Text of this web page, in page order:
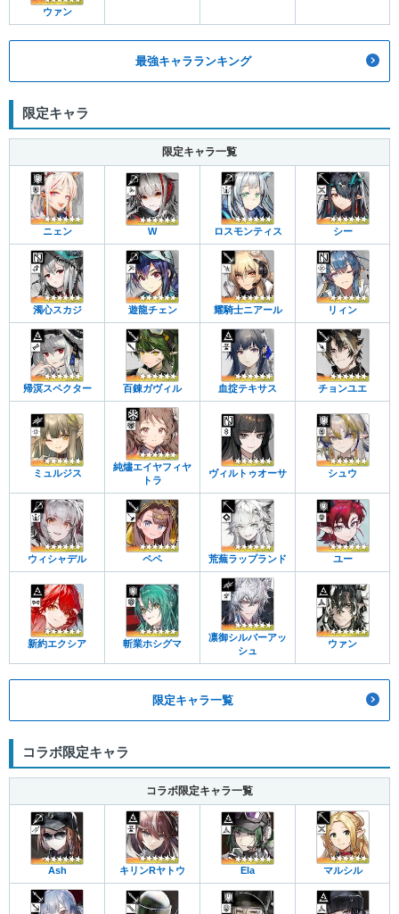
ウァン
最強キャラランキング
限定キャラ
限定キャラ一覧
ニェン W ロスモンティス シー
濁心スカジ 遊龍チェン 耀騎士ニアール リィン
帰溟スペクター 百錬ガヴィル 血掟テキサス チョンユエ
ミュルジス
純燼エイヤフィヤ
トラ
ヴィルトゥオーサ シュウ
ウィシャデル ペペ 荒蕪ラップランド ユー
新約エクシア 斬業ホシグマ
凛御シルバーアッ
シュ
ウァン
限定キャラ一覧
コラボ限定キャラ
コラボ限定キャラ一覧
Ash キリンRヤトウ Ela マルシル